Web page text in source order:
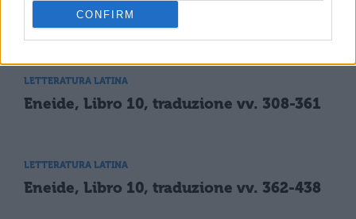
CONFIRM
Eneide, Libro 10, traduzione vv. 260-307
LETTERATURA LATINA
Eneide, Libro 10, traduzione vv. 308-361
LETTERATURA LATINA
Eneide, Libro 10, traduzione vv. 362-438